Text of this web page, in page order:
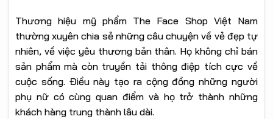
Thương hiệu mỹ phẩm The Face Shop Việt Nam
thường xuyên chia sẻ những câu chuyện về vẻ đẹp tự
nhiên, về việc yêu thương bản thân. Họ không chỉ bán
sản phẩm mà còn truyền tải thông điệp tích cực về
cuộc sống. Điều này tạo ra cộng đồng những người
phụ nữ có cùng quan điểm và họ trở thành những
khách hàng trung thành lâu dài.